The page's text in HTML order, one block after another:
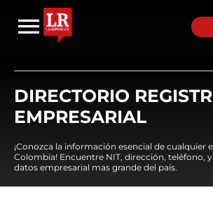
DIRECTORIO
EMPRESARIAL
¡Conozca la información esencial de cualquier
Colombia! Encuentre NIT, dirección, teléfono,
datos empresarial mas grande del país.